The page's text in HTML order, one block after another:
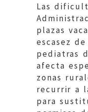
Las
plazas
escasez
pediatras
afecta
zonas
recurrir a
para